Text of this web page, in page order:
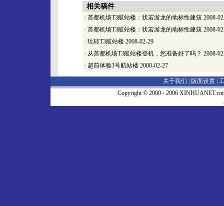
相关稿件
· 首都机场T3航站楼：状若游龙的地标性建筑 2008-
· 首都机场T3航站楼：状若游龙的地标性建筑 2008-
· 玩转T3航站楼 2008-02-29
· 从首都机场T3航站楼登机，您准备好了吗？ 2008-
· 超前体验3号航站楼 2008-02-27
关于我们 | 版面设置
Copyright © 2000 - 2006